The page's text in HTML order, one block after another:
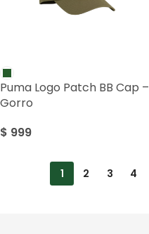
Puma Logo Patch BB Cap –
Gorro
$ 999
1 2 3 4